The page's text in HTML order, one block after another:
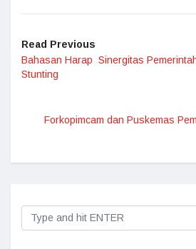
Read Previous
Bahasan Harap Sinergitas
Stunting
Forkopimcam dan Puskemas